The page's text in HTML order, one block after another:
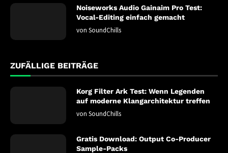
Noiseworks Audio Gainaim Pro Test:
Vocal-Editing einfach gemacht
von SoundChills
ZUFÄLLIGE BEITRÄGE
Korg Filter Ark Test: Wenn Legenden
auf moderne Klangarchitektur treffen
von SoundChills
Gratis Download: Output Co-Producer
Sample-Packs